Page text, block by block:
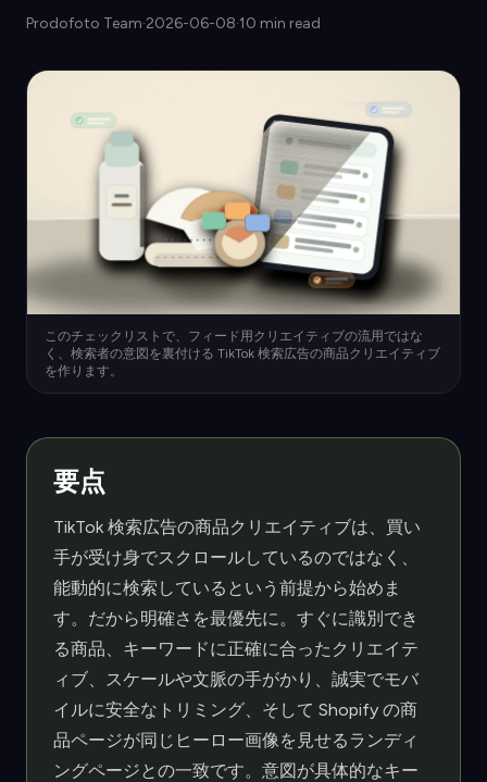
Prodofoto Team·2026-06-08·10 min read
このチェックリストで、フィード用クリエイティブの流用ではな
く、検索者の意図を裏付ける TikTok 検索広告の商品クリエイティブ
を作ります。
要点
TikTok 検索広告の商品クリエイティブは、買い
手が受け身でスクロールしているのではなく、
能動的に検索しているという前提から始めま
す。だから明確さを最優先に。すぐに識別でき
る商品、キーワードに正確に合ったクリエイテ
ィブ、スケールや文脈の手がかり、誠実でモバ
イルに安全なトリミング、そして Shopify の商
品ページが同じヒーロー画像を見せるランディ
ングページとの一致です。意図が具体的なキー